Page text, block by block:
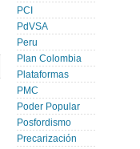
PCI
PdVSA
Peru
Plan Colombia
Plataformas
PMC
Poder Popular
Posfordismo
Precarización